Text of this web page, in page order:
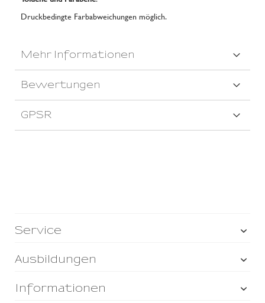
Druckbedingte Farbabweichungen möglich.
Mehr Informationen
Bewertungen
GPSR
Service
Ausbildungen
Informationen